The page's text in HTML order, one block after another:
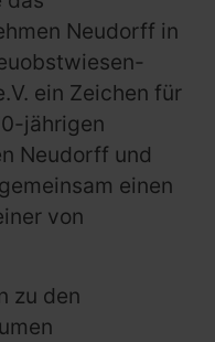
Neudorff in
ein Zeichen für
jährigen
Neudorff und
einen
von
zu den